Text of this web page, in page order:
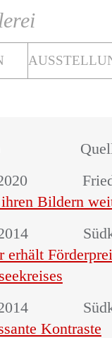
Bildern
erhält
Kontraste